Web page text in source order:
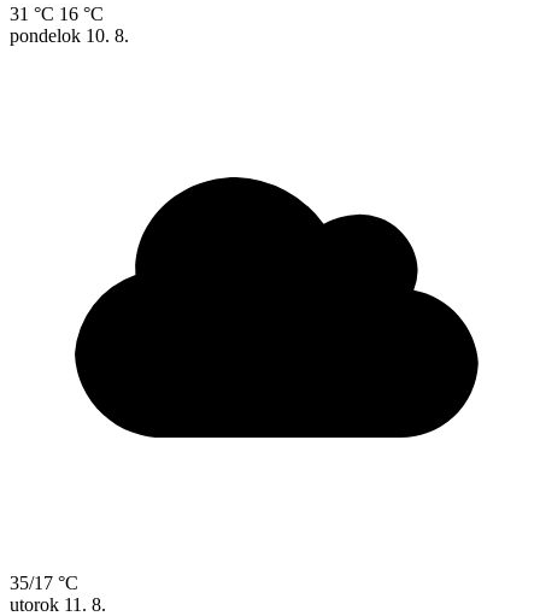
31 °C 16 °C
pondelok 10. 8.
35/17 °C
utorok 11. 8.